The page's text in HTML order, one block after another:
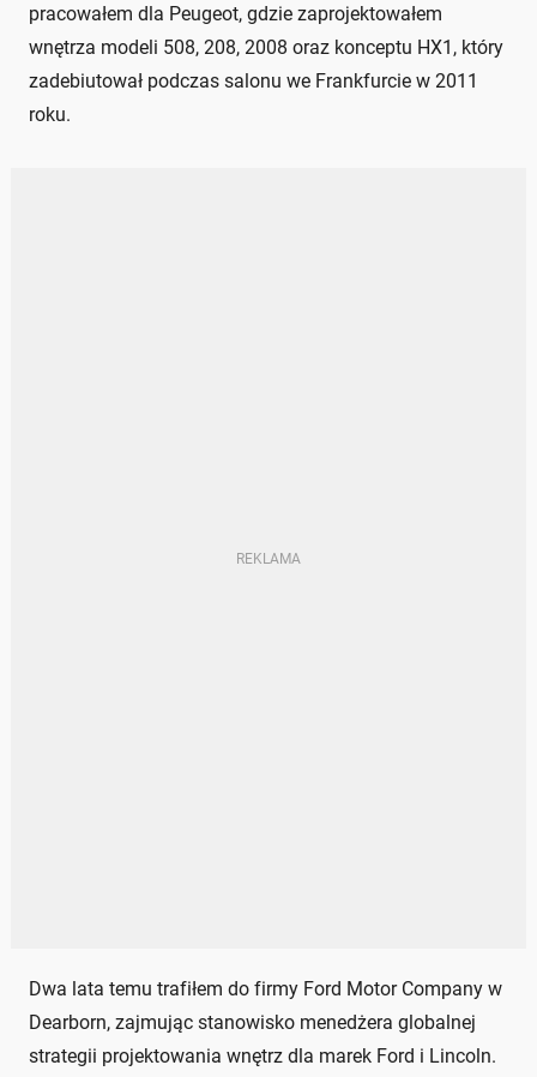
pracowałem dla Peugeot, gdzie zaprojektowałem
wnętrza modeli 508, 208, 2008 oraz konceptu HX1, który
zadebiutował podczas salonu we Frankfurcie w 2011
roku.
Dwa lata temu trafiłem do firmy Ford Motor Company w
Dearborn, zajmując stanowisko menedżera globalnej
strategii projektowania wnętrz dla marek Ford i Lincoln.